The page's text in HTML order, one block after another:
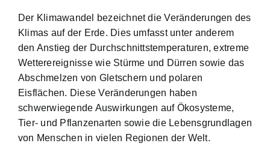
Der Klimawandel bezeichnet die Veränderungen des
Klimas auf der Erde. Dies umfasst unter anderem
den Anstieg der Durchschnittstemperaturen, extreme
Wetterereignisse wie Stürme und Dürren sowie das
Abschmelzen von Gletschern und polaren
Eisflächen. Diese Veränderungen haben
schwerwiegende Auswirkungen auf Ökosysteme,
Tier- und Pflanzenarten sowie die Lebensgrundlagen
von Menschen in vielen Regionen der Welt.